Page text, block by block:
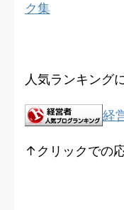
ク集
人気ランキング
経
↑クリックでの